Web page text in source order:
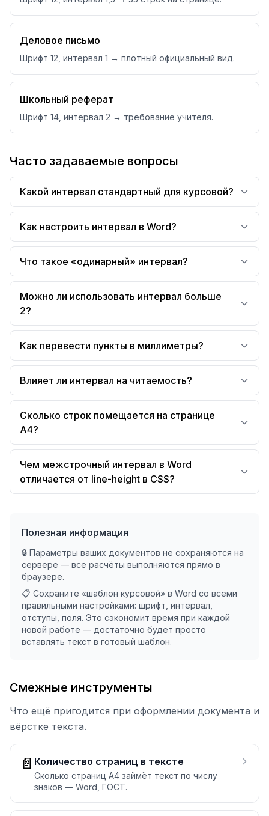
Деловое письмо
Шрифт 12, интервал 1 → плотный официальный вид.
Школьный реферат
Шрифт 14, интервал 2 → требование учителя.
Часто задаваемые вопросы
Какой интервал стандартный для курсовой?
Как настроить интервал в Word?
Что такое «одинарный» интервал?
Можно ли использовать интервал больше
2?
Как перевести пункты в миллиметры?
Влияет ли интервал на читаемость?
Сколько строк помещается на странице
А4?
Чем межстрочный интервал в Word
отличается от line-height в CSS?
Полезная информация
🔒 Параметры ваших документов не сохраняются на
сервере — все расчёты выполняются прямо в
браузере.
📋 Сохраните «шаблон курсовой» в Word со всеми
правильными настройками: шрифт, интервал,
отступы, поля. Это сэкономит время при каждой
новой работе — достаточно будет просто
вставлять текст в готовый шаблон.
Смежные инструменты
Что ещё пригодится при оформлении документа и
вёрстке текста.
📄 Количество страниц в тексте
Сколько страниц А4 займёт текст по числу
знаков — Word, ГОСТ.